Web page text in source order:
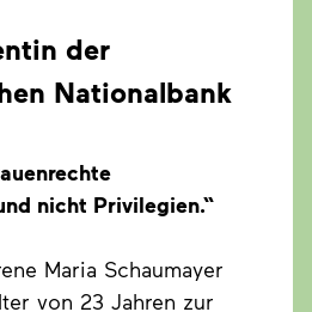
der
Nationalbank
nicht Privilegien.“
Maria Schaumayer
von 23 Jahren zur